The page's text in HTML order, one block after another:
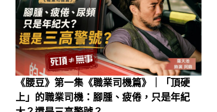
《腰豆》第一集《職業司機篇》｜「頂硬
上」的職業司機：腳腫、疲倦，只是年紀